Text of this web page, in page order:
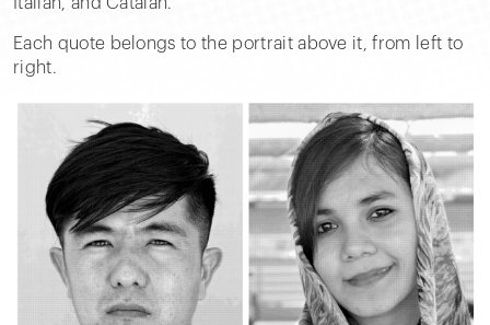
Each quote belongs to the portrait above it, from left to
right.